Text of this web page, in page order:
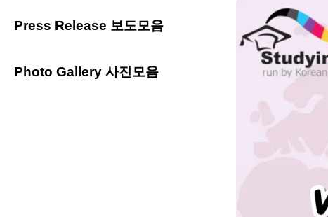
Press Release 보도모음
Photo Gallery 사진모음